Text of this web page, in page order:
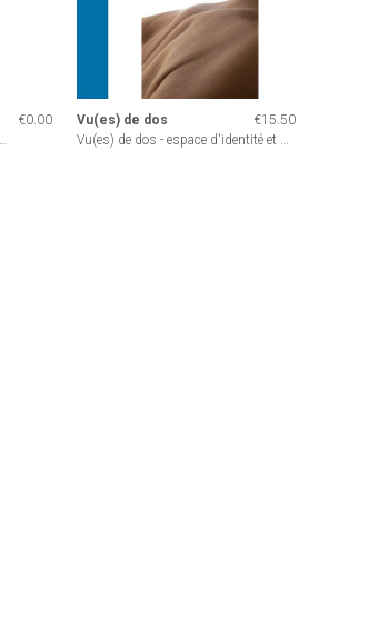
€0.00
Vu(es) de dos
€15.50
Vu(es) de dos - espace d'identité et de